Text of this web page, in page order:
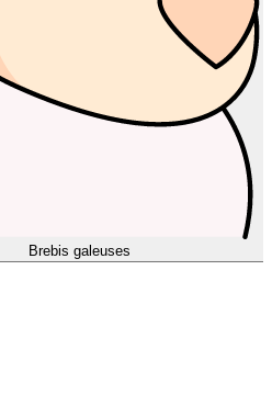
Brebis galeuses